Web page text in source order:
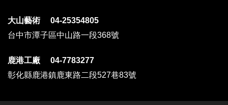
大山藝術 04-25354805
台中市潭子區中山路一段368號
鹿港工廠 04-7783277
彰化縣鹿港鎮鹿東路二段527巷83號